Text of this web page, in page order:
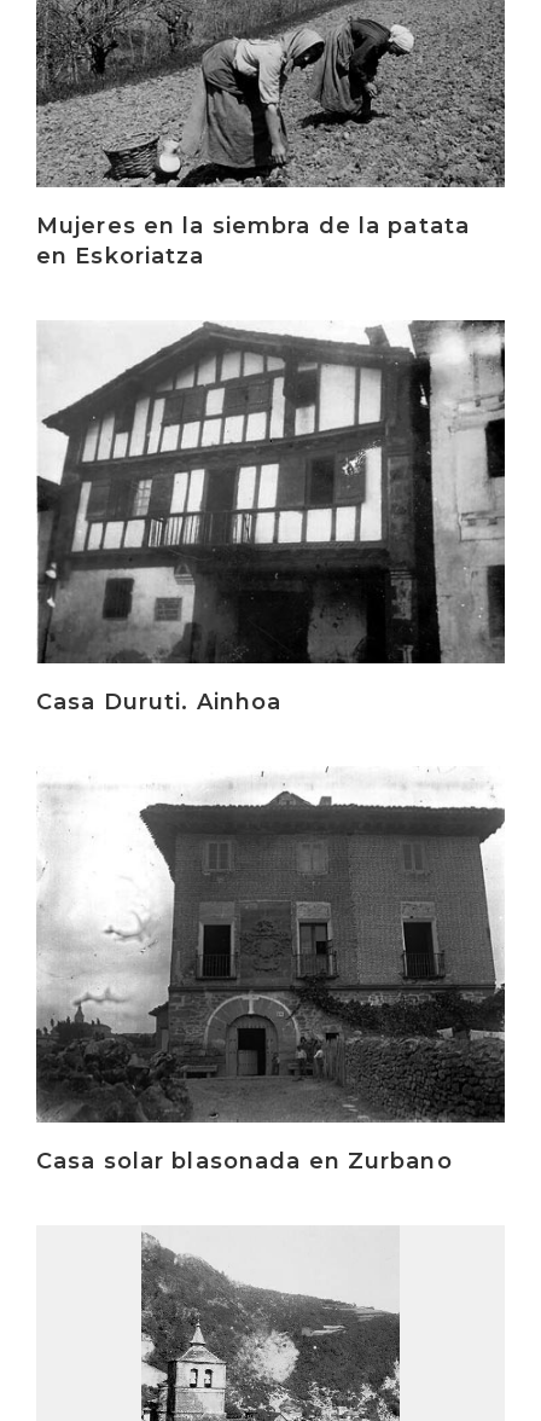
Mujeres en la siembra de la patata
en Eskoriatza
Casa Duruti. Ainhoa
Casa solar blasonada en Zurbano
Irakurri